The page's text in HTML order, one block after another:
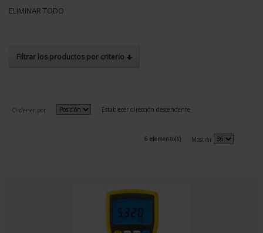
ELIMINAR TODO
Filtrar los productos por criterio
Ordenar por Establecer dirección descendente
6 elemento(s) Mostrar